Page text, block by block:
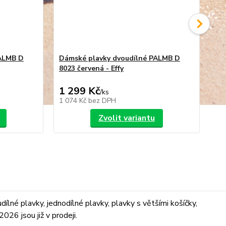
D
Dámské plavky dvoudílné PALMB D
8023 červená - Effy
1 299 Kč/ks
1 074 Kč bez DPH
Zvolit variantu
plavky, jednodílné plavky, plavky s většími košíčky,
jsou již v prodeji.